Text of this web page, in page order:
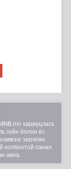
хариуцлага
зүйн болон ёс
зөрчсөн
холбоотой санал
авна.